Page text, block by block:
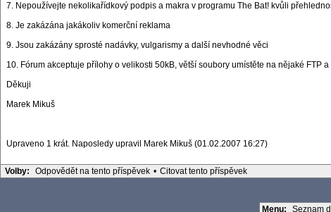
7. Nepoužívejte nekolikařídkový podpis a makra v programu The Bat! kvůli
8. Je zakázána jakákoliv komerční reklama
9. Jsou zakázány sprosté nadávky, vulgarismy a další nevhodné věci
10. Fórum akceptuje přílohy o velikosti 50kB, větší soubory umístěte na nějaké
Děkuji
Marek Mikuš
Upraveno 1 krát. Naposledy upravil Marek Mikuš (01.02.2007 16:27)
Volby: Odpovědět na tento příspěvek • Citovat tento příspěvek
Menu: Seznam